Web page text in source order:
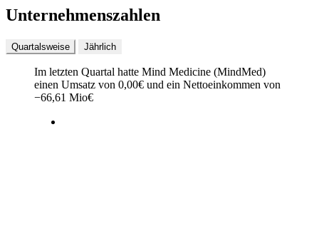
Unternehmenszahlen
Quartalsweise Jährlich
Im letzten Quartal hatte Mind Medicine (MindMed)
einen Umsatz von 0,00€ und ein Nettoeinkommen von
−66,61 Mio€